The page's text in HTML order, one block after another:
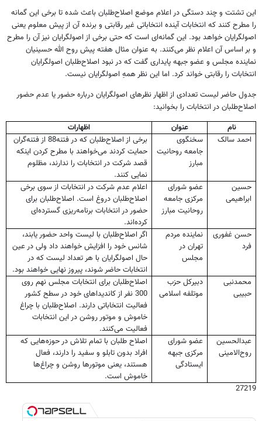
این تشتت و چند دستگی در اعلام موضع اصلاح‌طلبان باعث شده تا برخی این گمانه
را مطرح کنند که انتخابات آینده انتخاباتی غیر رقابتی و برنده آن از پیش معلوم یعنی
اصولگرایان خواهد بود. این گمانه‌ای است که حتی برخی از اصولگرایان نیز آن را مطرح
و بر اساس آن اعلام نظر می‌کنند. به عنوان مثال هفته پیش روح الله حسینیان
نماینده مجلس و عضو جبهه پایداری گفت که در نبود اصلاح‌طلبان اصولگرایان
انتخابات را رقابتی خواند کرد. اما این نظر همهِ اصولگرایان نیست.
جدول حاضر لیست تعدادی از اظهار نظر‌های اصولگرایان درباره حضور یا عدم حضور
اصلاح‌طلبان در انتخابات را بخوانید:
نام
عنوان
اظهارات
احمد سالک
سخنگوی
جامعه روحانیت
مبارز
برخی از اصلاح‌طلبان که در فتنه88 از فتنه‌گران
حمایت کردند می‌خواهند با مطرح کردن اینکه
قصد شرکت در انتخابات را ندارند، مظلوم
نمایی کنند.
حسین
ابراهیمی
عضو شورای
مرکزی جامعه
روحانیت مبارز
اعلام عدم شرکت در انتخابات از سوی برخی
اصلاح‌طلبان دروغ است. اصلاح‌طلبان برای
حضور در انتخابات برنامه‌ریزی گسترده‌ای
کرده‌اند.
حسن غفوری
فرد
نماینده مردم
تهران در
مجلس
اگر اصلاح‌طلبان با لیست واحد حضور یابند،
شانس خود را افزایش خواهند داد ولی در عین
حال اصولگرایان با هر تعداد لیست که در
انتخابات حاضر شوند، پیروز نهایی خواهند بود.
محمدنبی
حبیبی
دبیرکل حزب
موتلفه اسلامی
اصلاح‌طلبان برای انتخابات مجلس نهم روی
300 نفر از کاندیداهای خود در سطح کشور
فعالیت انتخاباتی دارند. اصلاح‌طلبان با چراغ
خاموش و موتور روشن در این انتخابات
فعالیت می‌کنند.
عبدالحسین
روح‌الامینی
عضو شورای
مرکزی جبهه
ایستادگی
اصلاح طلبان با تمام تلاش در حوزه‌هایی که
افراد بدون تابلو و سفید را دارند، فعال
هستند، یعنی موتورها روشن و چراغ‌ها
خاموش است.
27219